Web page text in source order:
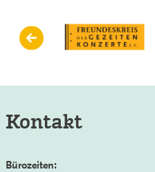
Kontakt
Bürozeiten: